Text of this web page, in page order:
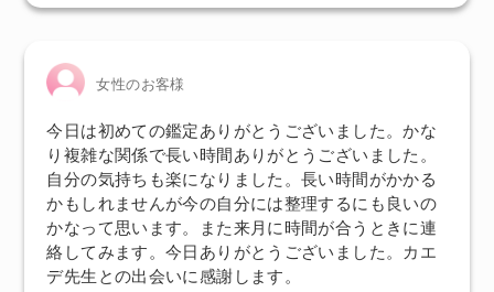
女性のお客様
今日は初めての鑑定ありがとうございました。かな
り複雑な関係で長い時間ありがとうございました。
自分の気持ちも楽になりました。長い時間がかかる
かもしれませんが今の自分には整理するにも良いの
かなって思います。また来月に時間が合うときに連
絡してみます。今日ありがとうございました。カエ
デ先生との出会いに感謝します。